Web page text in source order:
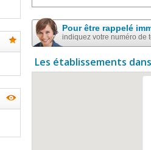
Pour être rappelé
indiquez votre numéro de
Les établissements